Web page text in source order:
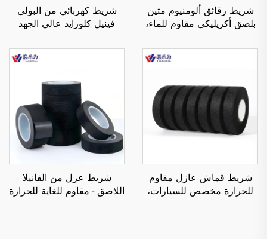
شريط رقائق ألومنيوم متين
بلصق أكريليكي مقاوم للماء،
التغطية المؤقتة
شريط كهربائي من البولي
فينيل كلورايد عالي الجهد
جهة واحدة وحساس للضغط،
شريط قماش عازل مقاوم
للحرارة مخصص للسيارات،
شريط عزل من الفانيلا
اللاصق - مقاوم للغاية للحرارة